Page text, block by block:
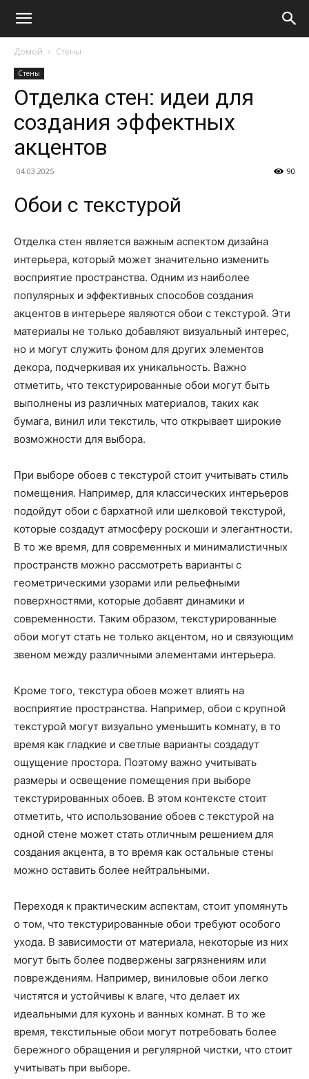
Домой Стены
Стены
Отделка стен: идеи для
создания эффектных
акцентов
04.03.2025 90
Обои с текстурой
Отделка стен является важным аспектом дизайна
интерьера, который может значительно изменить
восприятие пространства. Одним из наиболее
популярных и эффективных способов создания
акцентов в интерьере являются обои с текстурой. Эти
материалы не только добавляют визуальный интерес,
но и могут служить фоном для других элементов
декора, подчеркивая их уникальность. Важно
отметить, что текстурированные обои могут быть
выполнены из различных материалов, таких как
бумага, винил или текстиль, что открывает широкие
возможности для выбора.
При выборе обоев с текстурой стоит учитывать стиль
помещения. Например, для классических интерьеров
подойдут обои с бархатной или шелковой текстурой,
которые создадут атмосферу роскоши и элегантности.
В то же время, для современных и минималистичных
пространств можно рассмотреть варианты с
геометрическими узорами или рельефными
поверхностями, которые добавят динамики и
современности. Таким образом, текстурированные
обои могут стать не только акцентом, но и связующим
звеном между различными элементами интерьера.
Кроме того, текстура обоев может влиять на
восприятие пространства. Например, обои с крупной
текстурой могут визуально уменьшить комнату, в то
время как гладкие и светлые варианты создадут
ощущение простора. Поэтому важно учитывать
размеры и освещение помещения при выборе
текстурированных обоев. В этом контексте стоит
отметить, что использование обоев с текстурой на
одной стене может стать отличным решением для
создания акцента, в то время как остальные стены
можно оставить более нейтральными.
Переходя к практическим аспектам, стоит упомянуть
о том, что текстурированные обои требуют особого
ухода. В зависимости от материала, некоторые из них
могут быть более подвержены загрязнениям или
повреждениям. Например, виниловые обои легко
чистятся и устойчивы к влаге, что делает их
идеальными для кухонь и ванных комнат. В то же
время, текстильные обои могут потребовать более
бережного обращения и регулярной чистки, что стоит
учитывать при выборе.